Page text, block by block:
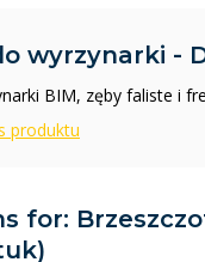
wyrzynarki -
BIM, zęby faliste i
produktu
for: